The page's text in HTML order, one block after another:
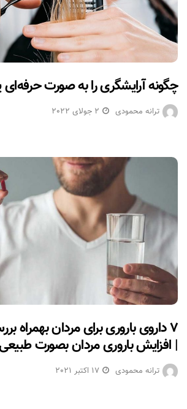
چگونه آرایشگری را به صورت حرفه‌ای
ترانه محمودی 2 جولای 2022
۷ داروی باروری برای مردان بهمراه
| افزایش باروری مردان بصورت
ترانه محمودی 17 اکتبر 2021